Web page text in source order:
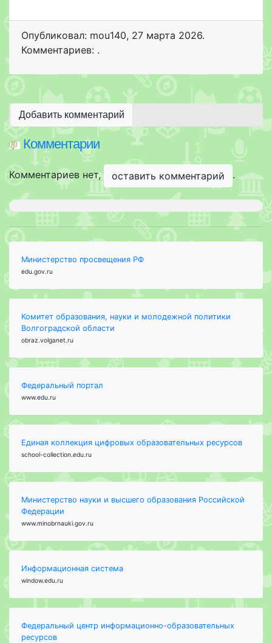
Опубликовал: mou140, 27 марта 2026.
Комментариев: .
Добавить комментарий
Комментарии
Комментариев нет, оставить комментарий .
Министерство просвещения РФ
edu.gov.ru
Комитет образования, науки и молодежной политики
Волгоградской области
obraz.volganet.ru
Федеральный портал
www.edu.ru
Единая коллекция цифровых образовательных ресурсов
school-collection.edu.ru
Министерство науки и высшего образования Российской
Федерации
www.minobrnauki.gov.ru
Информационная система
window.edu.ru
Федеральный центр информационно-образовательных
ресурсов